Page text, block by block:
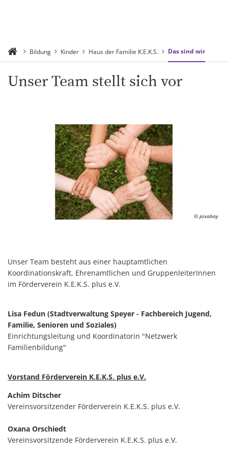
Bildung Kinder Haus der Familie K.E.K.S. Das sind wir
Unser Team stellt sich vor
© pixabay
Unser Team besteht aus einer hauptamtlichen
Koordinationskraft, Ehrenamtlichen und GruppenleiterInnen
im Förderverein K.E.K.S. plus e.V.
Lisa Fedun (Stadtverwaltung Speyer - Fachbereich Jugend,
Familie, Senioren und Soziales)
Einrichtungsleitung und Koordinatorin "Netzwerk
Familienbildung"
Vorstand Förderverein K.E.K.S. plus e.V.
Achim Ditscher
Vereinsvorsitzender Förderverein K.E.K.S. plus e.V.
Oxana Orschiedt
Vereinsvorsitzende Förderverein K.E.K.S. plus e.V.